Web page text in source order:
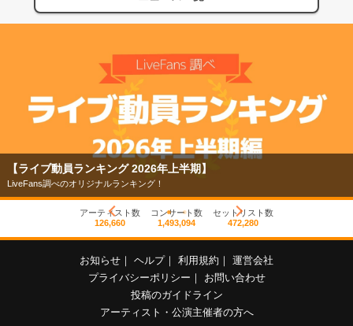
【フェス特集2026】
今年もフェスの季節がやってきた！
アーティスト数
126,660
コンサート数
1,493,094
セットリスト数
472,280
お知らせ ヘルプ 利用規約
運営会社
プライバシーポリシー
お問い合わせ
投稿のガイドライン
アーティスト・公演主催者の方へ